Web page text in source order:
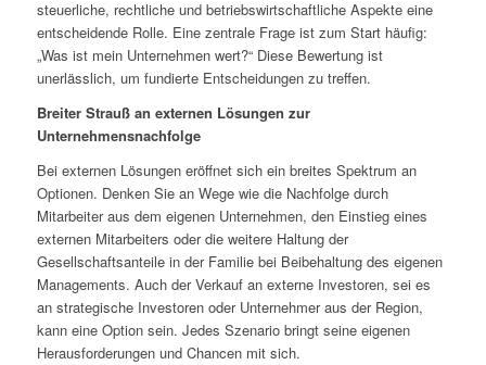
steuerliche, rechtliche und betriebswirtschaftliche Aspekte eine
entscheidende Rolle. Eine zentrale Frage ist zum Start häufig:
„Was ist mein Unternehmen wert?“ Diese Bewertung ist
unerlässlich, um fundierte Entscheidungen zu treffen.
Breiter Strauß an externen Lösungen zur
Unternehmensnachfolge
Bei externen Lösungen eröffnet sich ein breites Spektrum an
Optionen. Denken Sie an Wege wie die Nachfolge durch
Mitarbeiter aus dem eigenen Unternehmen, den Einstieg eines
externen Mitarbeiters oder die weitere Haltung der
Gesellschaftsanteile in der Familie bei Beibehaltung des eigenen
Managements. Auch der Verkauf an externe Investoren, sei es
an strategische Investoren oder Unternehmer aus der Region,
kann eine Option sein. Jedes Szenario bringt seine eigenen
Herausforderungen und Chancen mit sich.